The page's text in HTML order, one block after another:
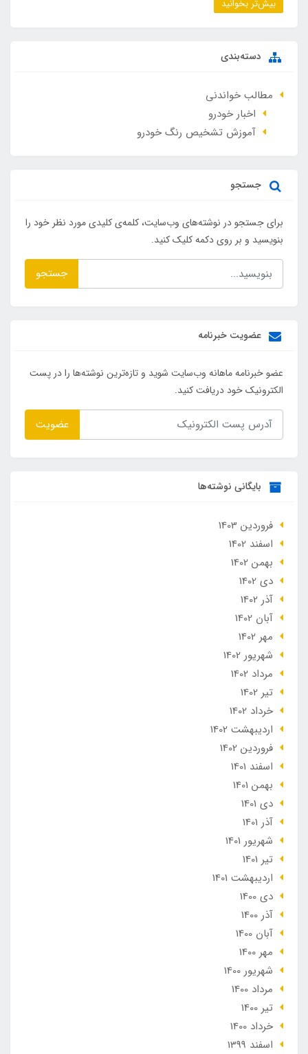
بیش‌تر بخوانید
دسته‌بندی
مطالب خواندنی
اخبار خودرو
آموزش تشخیص رنگ خودرو
جستجو
برای جستجو در نوشته‌های وب‌سایت، کلمه‌ی کلیدی مورد نظر خود را
بنویسید و بر روی دکمه کلیک کنید.
جستجو
عضویت خبرنامه
عضو خبرنامه ماهانه وب‌سایت شوید و تازه‌ترین نوشته‌ها را در پست
الکترونیک خود دریافت کنید.
عضویت
بایگانی نوشته‌ها
فروردین 1403
اسفند 1402
بهمن 1402
دی 1402
آذر 1402
آبان 1402
مهر 1402
شهریور 1402
مرداد 1402
تير 1402
خرداد 1402
ارديبهشت 1402
فروردین 1402
اسفند 1401
بهمن 1401
دی 1401
آذر 1401
شهریور 1401
تير 1401
ارديبهشت 1401
دی 1400
آذر 1400
آبان 1400
مهر 1400
شهریور 1400
مرداد 1400
تير 1400
خرداد 1400
اسفند 1399